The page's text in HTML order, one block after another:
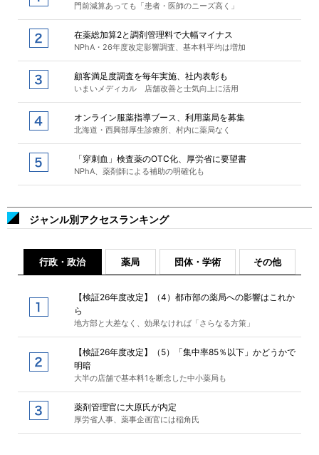
門前減算あっても「患者・医師のニーズ高く」
在薬総加算2と調剤管理料で大幅マイナス
NPhA・26年度改定影響調査、基本料平均は増加
顧客満足度調査を毎年実施、社内表彰も
いまいメディカル 店舗改善と士気向上に活用
オンライン服薬指導ブース、利用薬局を募集
北海道・西興部厚生診療所、村内に薬局なく
「穿刺血」検査薬のOTC化、厚労省に要望書
NPhA、薬剤師による補助の明確化も
ジャンル別アクセスランキング
行政・政治 薬局 団体・学術 その他
【検証26年度改定】（4）都市部の薬局への影響はこれか
ら
地方部と大差なく、効果なければ「さらなる方策」
【検証26年度改定】（5）「集中率85％以下」かどうかで
明暗
大半の店舗で基本料1を断念した中小薬局も
薬剤管理官に大原氏が内定
厚労省人事、薬事企画官には稲角氏